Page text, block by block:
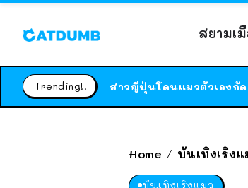
สยามเ
Trending!!
Home / บันเทิงเริงแ
บันเทิงเริงแมว